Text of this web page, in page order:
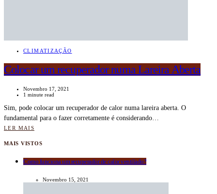
CLIMATIZAÇÃO
Colocar um recuperador numa Lareira Aberta
Novembro 17, 2021
1 minute read
Sim, pode colocar um recuperador de calor numa lareira aberta. O
fundamental para o fazer corretamente é considerando…
LER MAIS
MAIS VISTOS
Como funciona um recuperador de calor ventilado?
Novembro 15, 2021